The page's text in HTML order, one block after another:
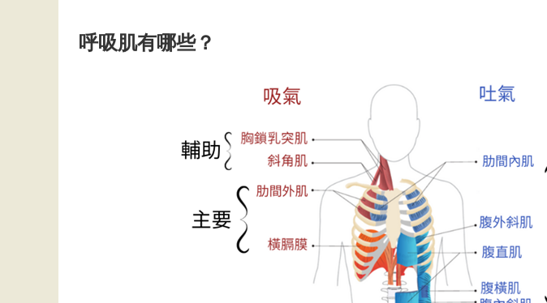
呼吸肌有哪些？